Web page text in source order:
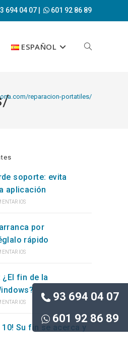
93 694 04 07
601 92 86 89
694 04 07 601 92 86 89
ESPAÑOL ALTERNAR
BÚSQUEDA
reparacion-portatiles/
soporte: evita
aplicación
por
rápido
fin de la
10! Su fin se acerca y